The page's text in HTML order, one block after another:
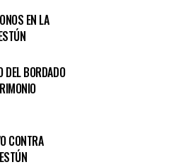
EN LA
DEL BORDADO
CONTRA